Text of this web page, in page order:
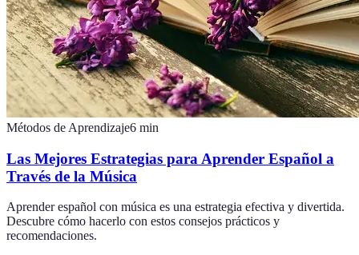
Métodos de Aprendizaje6 min
Las Mejores Estrategias para Aprender Español a
Través de la Música
Aprender español con música es una estrategia efectiva y divertida.
Descubre cómo hacerlo con estos consejos prácticos y
recomendaciones.